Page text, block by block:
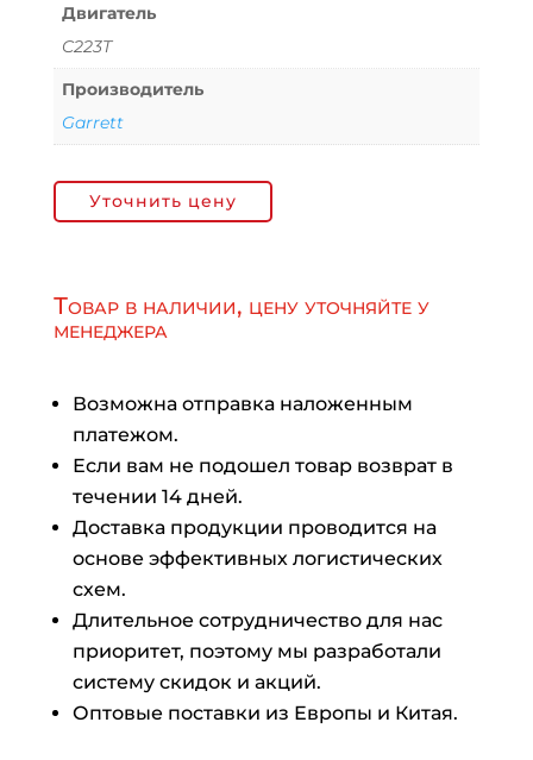
Двигатель
C223T
Производитель
Garrett
Уточнить цену
Товар в наличии, цену уточняйте у
менеджера
Возможна отправка наложенным
платежом.
Если вам не подошел товар возврат в
течении 14 дней.
Доставка продукции проводится на
основе эффективных логистических
схем.
Длительное сотрудничество для нас
приоритет, поэтому мы разработали
систему скидок и акций.
Оптовые поставки из Европы и Китая.